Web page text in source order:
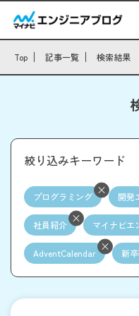
Top 記事一覧 検索結果
絞り込みキーワード
プログラミング 開発
社員紹介 マイナビエ
AdventCalendar 新